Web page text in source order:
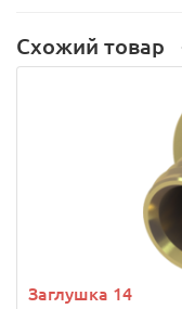
Схожий товар
Заглушка 14